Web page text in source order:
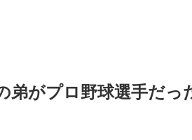
弟がプロ野球選手だっ